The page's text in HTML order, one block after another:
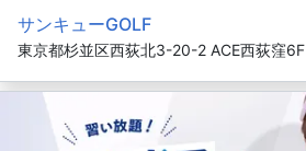
サンキューGOLF
東京都杉並区西荻北3-20-2 ACE西荻窪6F